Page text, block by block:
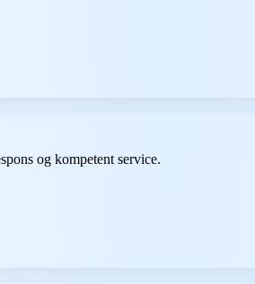
og kompetent service.